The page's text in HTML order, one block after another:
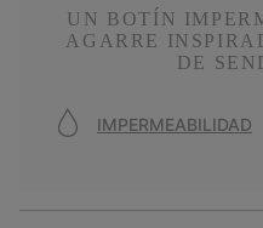
UN BOTÍN
AGARRE
DE
IMPERMEABILIDAD